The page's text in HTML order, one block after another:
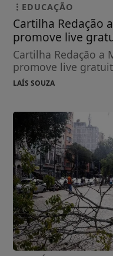
EDUCAÇÃO
Cartilha Redação
promove live
Cartilha Redação a
promove live
LAÍS SOUZA